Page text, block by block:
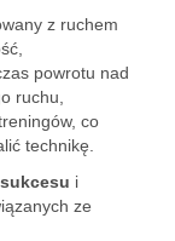
z ruchem
powrotu nad
ruchu,
co
technikę.
i
ze